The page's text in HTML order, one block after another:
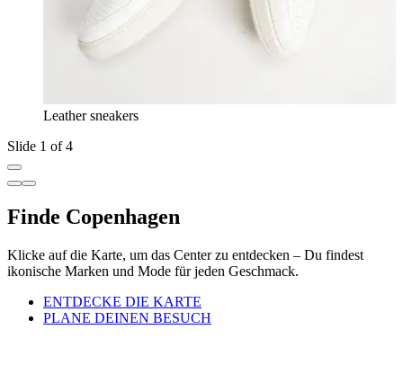
Leather sneakers
Slide 1 of 4
Finde Copenhagen
Klicke auf die Karte, um das Center zu entdecken – Du findest
ikonische Marken und Mode für jeden Geschmack.
ENTDECKE DIE KARTE
PLANE DEINEN BESUCH